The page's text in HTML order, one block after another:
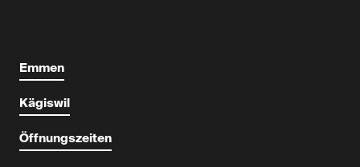
Emmen
Kägiswil
Öffnungszeiten